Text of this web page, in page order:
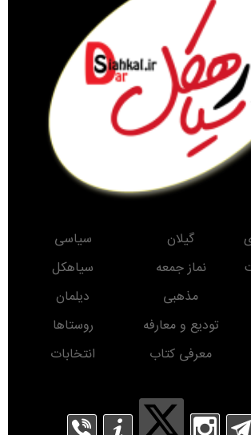
گیلان
سیاسی
نماز جمعه
سیاهکل
مذهبی
دیلمان
تودیع و معارفه
روستاها
معرفی کتاب
انتخابات